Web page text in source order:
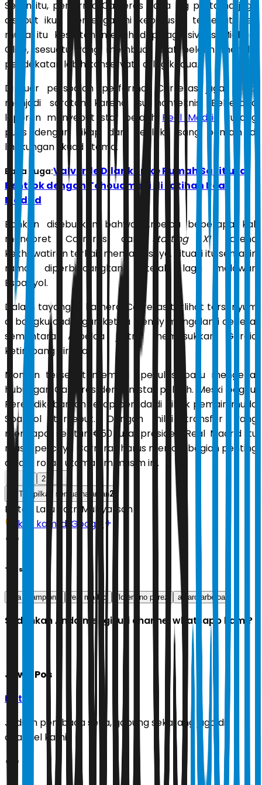
Selain itu, performa Carreras pada leg pertama juga
disebut ikut memengaruhi keputusan tersebut. Bek
muda itu kesulitan menghadapi agresivitas Michael
Olise, sesuatu yang membuat staf pelatih memilih
pendekatan lebih konservatif di leg kedua.
Di luar persoalan performa, Carreras juga mulai
menjadi sorotan karena isu nonteknis. Beberapa
laporan menyebut staf pelatih Real Madridkurang
puas dengan sikap dan perilaku sang pemain di
lingkungan skuad utama.
Baca Juga:Valverde Dilarikan ke Rumah Sakit usai
Bentrok dengan Tchouameni di Latihan Real
Madrid
Bahkan disebutkan bahwa Arbeloa beberapa kali
mencoret Carreras dari starting XIkarena
kekhawatiran terkait mentalitasnya. Situasi itu semakin
ramai diperbincangkan setelah laga melawan
Espanyol.
Dalam tayangan kamera, Carreras terlihat tersenyum
di bangku cadangan ketika Mendy mengalami cedera,
sementara Arbeloa justru memasukkan Garcia
ketimbang dirinya.
Momen tersebut memicu spekulasi baru mengenai
hubungan Carreras dengan staf pelatih. Meski begitu,
Perez dikabarkan tetap berada di pihak pemain muda
Spanyol tersebut. Dengan nilai transfer yang
mencapai sekitar €50 juta, presiden Real Madrid itu
masih percaya Carreras harus menjadi bagian penting
dalam rotasi utama tim musim ini.
2
Tampilkan semua halaman2
Editor: Latu Ratri Mubyarsah
Ikuti kami di Google
Tags
liga champions real madrid florentino perez alvaro arbeloa
Sudahkah Anda mengikuti channel whatsapp kami?
Jawa Pos
Ikuti
Jadilah pembaca setia, gabung sekarang juga di
channel kami!